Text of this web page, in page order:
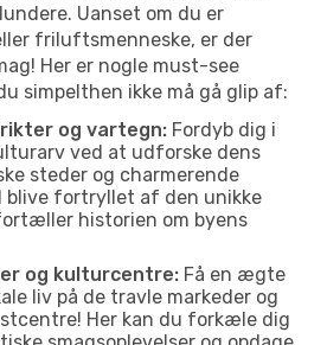
Uanset om du er
friluftsmenneske, er der
Her er nogle must-see
simpelthen ikke må gå glip af:
og vartegn: Fordyb dig i
ved at udforske dens
steder og charmerende
blive fortryllet af den unikke
historien om byens
og kulturcentre: Få en ægte
liv på de travle markeder og
Her kan du forkæle dig